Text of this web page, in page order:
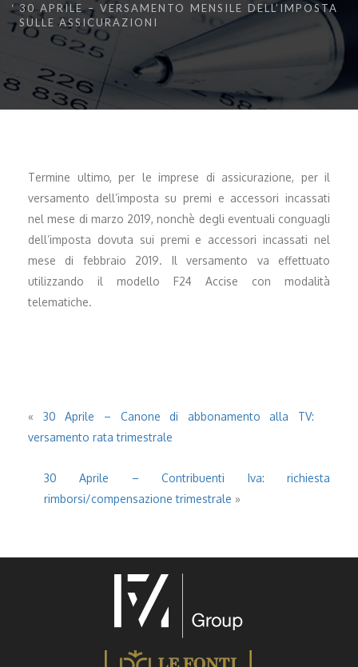
30 APRILE – VERSAMENTO MENSILE DELL’IMPOSTA
SULLE ASSICURAZIONI
Termine ultimo, per le imprese di assicurazione, per il
versamento dell’imposta su premi e accessori incassati
nel mese di marzo 2019, nonchè degli eventuali conguagli
dell’imposta dovuta sui premi e accessori incassati nel
mese di febbraio 2019. Il versamento va effettuato
utilizzando il modello F24 Accise con modalità
telematiche.
« 30 Aprile – Canone di abbonamento alla TV:
versamento rata trimestrale
30 Aprile – Contribuenti Iva: richiesta
rimborsi/compensazione trimestrale »